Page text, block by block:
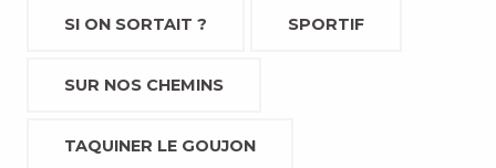
SI ON SORTAIT ? SPORTIF
SUR NOS CHEMINS
TAQUINER LE GOUJON